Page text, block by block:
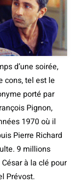
d’une soirée,
cons, tel est le
porté par
Pignon,
1970 où il
Pierre Richard
9 millions
à la clé pour
Prévost.